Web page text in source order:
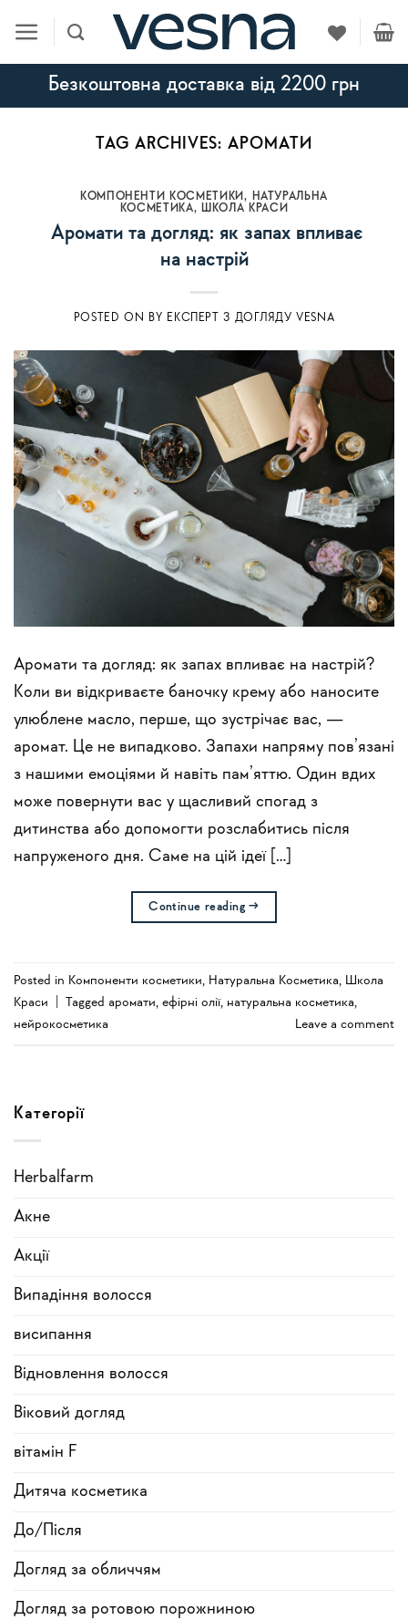
content
Безкоштовна доставка від 2200 грн
TAG ARCHIVES:АРОМАТИ
КОМПОНЕНТИ КОСМЕТИКИ,
НАТУРАЛЬНА
КОСМЕТИКА, ШКОЛА КРАСИ
Аромати та догляд: як запах впливає
на настрій
POSTED ON BY ЕКСПЕРТ З ДОГЛЯДУ VESNA
Аромати та догляд: як запах впливає на настрій?
Коли ви відкриваєте баночку крему або наносите
улюблене масло, перше, що зустрічає вас, —
аромат. Це не випадково. Запахи напряму пов’язані
з нашими емоціями й навіть пам’яттю. Один вдих
може повернути вас у щасливий спогад з
дитинства або допомогти розслабитись після
напруженого дня. Саме на цій ідеї […]
Continue reading→
Posted in Компоненти косметики, Натуральна Косметика, Школа
Краси
Tagged аромати, ефірні олії, натуральна косметика,
нейрокосметика
Leave a comment
Категорії
Herbalfarm
Акне
Акції
Випадіння волосся
висипання
Відновлення волосся
Віковий догляд
вітамін F
Дитяча косметика
До/Після
Догляд за обличчям
Догляд за ротовою порожниною